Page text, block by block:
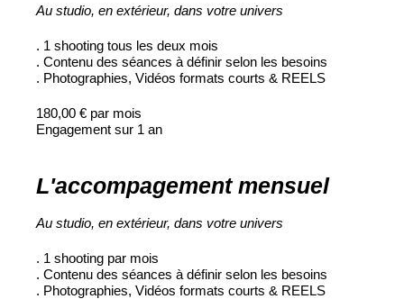
Au studio, en extérieur, dans votre univers
. 1 shooting tous les deux mois
. Contenu des séances à définir selon les besoins
. Photographies, Vidéos formats courts & REELS
180,00 € par mois
Engagement sur 1 an
L'accompagement mensuel
Au studio, en extérieur, dans votre univers
. 1 shooting par mois
. Contenu des séances à définir selon les besoins
. Photographies, Vidéos formats courts & REELS